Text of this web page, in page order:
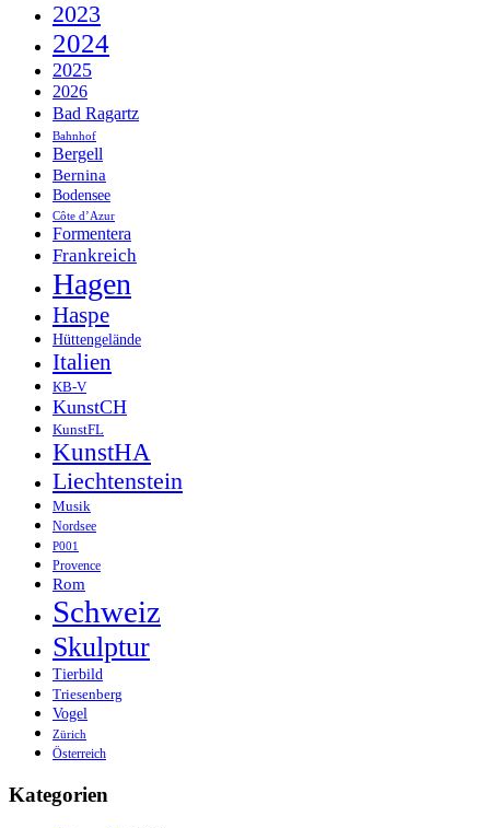
2023
2024
2025
2026
Bad Ragartz
Bahnhof
Bergell
Bernina
Bodensee
Côte d’Azur
Formentera
Frankreich
Hagen
Haspe
Hüttengelände
Italien
KB-V
KunstCH
KunstFL
KunstHA
Liechtenstein
Musik
Nordsee
P001
Provence
Rom
Schweiz
Skulptur
Tierbild
Triesenberg
Vogel
Zürich
Österreich
Kategorien